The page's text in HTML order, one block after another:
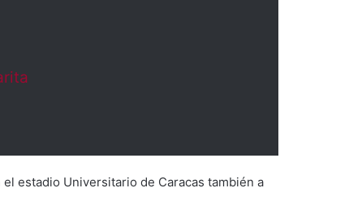
estadio Universitario de Caracas también a